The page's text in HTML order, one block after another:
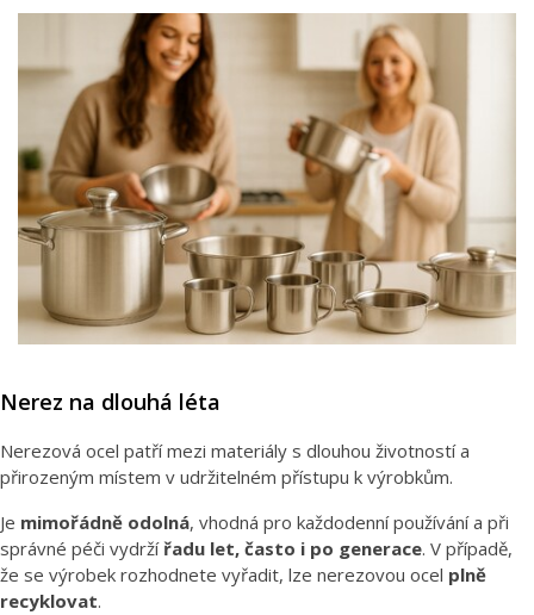
Nerez na dlouhá léta
Nerezová ocel patří mezi materiály s dlouhou životností a
přirozeným místem v udržitelném přístupu k výrobkům.
Je mimořádně odolná, vhodná pro každodenní používání a při
správné péči vydrží řadu let, často i po generace. V případě,
že se výrobek rozhodnete vyřadit, lze nerezovou ocel plně
recyklovat.